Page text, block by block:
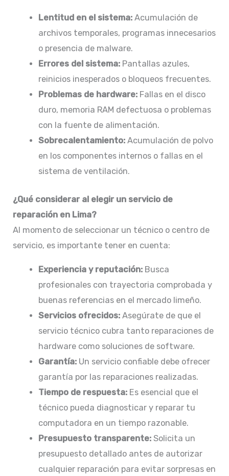
Lentitud en el sistema:Acumulación de
archivos temporales, programas innecesarios
o presencia de malware.​
Errores del sistema:Pantallas azules,
reinicios inesperados o bloqueos frecuentes.​
Problemas de hardware:Fallas en el disco
duro, memoria RAM defectuosa o problemas
con la fuente de alimentación.​
Sobrecalentamiento:Acumulación de polvo
en los componentes internos o fallas en el
sistema de ventilación.​
¿Qué considerar al elegir un servicio de
reparación en Lima?
Al momento de seleccionar un técnico o centro de
servicio, es importante tener en cuenta:
Experiencia y reputación:Busca
profesionales con trayectoria comprobada y
buenas referencias en el mercado limeño.​
Servicios ofrecidos:Asegúrate de que el
servicio técnico cubra tanto reparaciones de
hardware como soluciones de software.​
Garantía:Un servicio confiable debe ofrecer
garantía por las reparaciones realizadas.​
Tiempo de respuesta:Es esencial que el
técnico pueda diagnosticar y reparar tu
computadora en un tiempo razonable.​
Presupuesto transparente:Solicita un
presupuesto detallado antes de autorizar
cualquier reparación para evitar sorpresas en